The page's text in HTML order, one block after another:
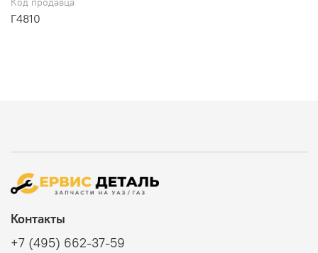
Код продавца
Г4810
Контакты
+7 (495) 662-37-59